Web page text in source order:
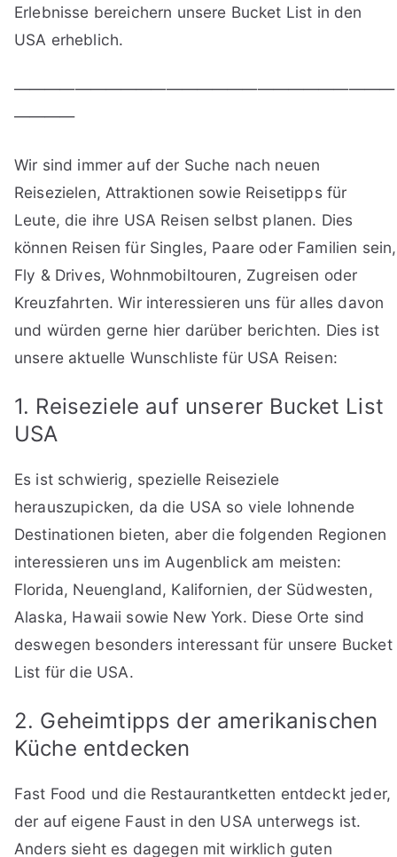
Erlebnisse bereichern unsere Bucket List in den
USA erheblich.
—————————————————————————
————
Wir sind immer auf der Suche nach neuen
Reisezielen, Attraktionen sowie Reisetipps für
Leute, die ihre USA Reisen selbst planen. Dies
können Reisen für Singles, Paare oder Familien sein,
Fly & Drives, Wohnmobiltouren, Zugreisen oder
Kreuzfahrten. Wir interessieren uns für alles davon
und würden gerne hier darüber berichten. Dies ist
unsere aktuelle Wunschliste für USA Reisen:
1. Reiseziele auf unserer Bucket List
USA
Es ist schwierig, spezielle Reiseziele
herauszupicken, da die USA so viele lohnende
Destinationen bieten, aber die folgenden Regionen
interessieren uns im Augenblick am meisten:
Florida, Neuengland, Kalifornien, der Südwesten,
Alaska, Hawaii sowie New York. Diese Orte sind
deswegen besonders interessant für unsere Bucket
List für die USA.
2. Geheimtipps der amerikanischen
Küche entdecken
Fast Food und die Restaurantketten entdeckt jeder,
der auf eigene Faust in den USA unterwegs ist.
Anders sieht es dagegen mit wirklich guten